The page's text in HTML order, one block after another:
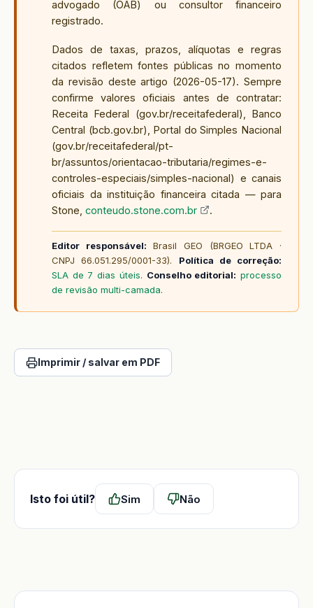
advogado (OAB) ou consultor financeiro
registrado.
Dados de taxas, prazos, alíquotas e regras
citados refletem fontes públicas no momento
da revisão deste artigo (2026-05-17). Sempre
confirme valores oficiais antes de contratar:
Receita Federal (gov.br/receitafederal), Banco
Central (bcb.gov.br), Portal do Simples Nacional
(gov.br/receitafederal/pt-
br/assuntos/orientacao-tributaria/regimes-e-
controles-especiais/simples-nacional) e canais
oficiais da instituição financeira citada — para
Stone, conteudo.stone.com.br .
Editor responsável: Brasil GEO (BRGEO LTDA ·
CNPJ 66.051.295/0001-33). Política de correção:
SLA de 7 dias úteis. Conselho editorial: processo
de revisão multi-camada.
Imprimir / salvar em PDF
Isto foi útil? Sim Não